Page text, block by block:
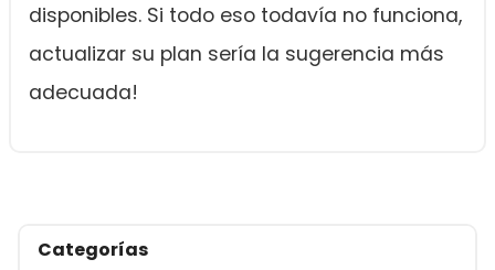
disponibles. Si todo eso todavía no funciona,
actualizar su plan sería la sugerencia más
adecuada!
Categorías